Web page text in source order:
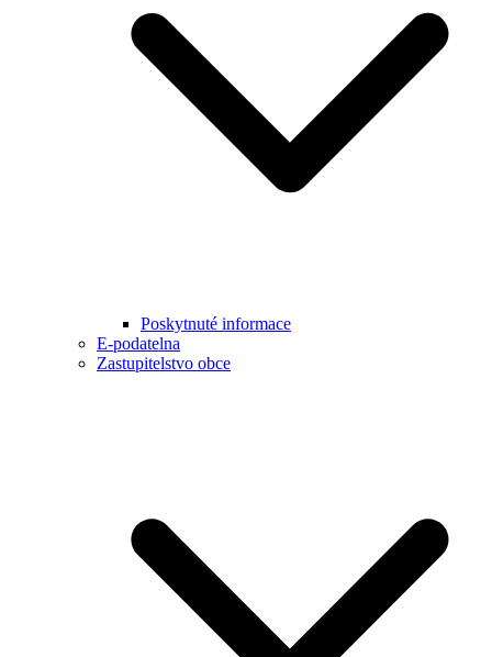
Poskytnuté informace
E-podatelna
Zastupitelstvo obce